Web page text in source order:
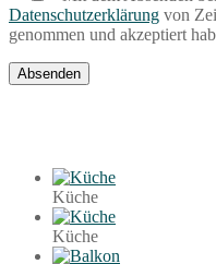
Datenschutzerklärung von
genommen und akzeptiert
Küche
Küche